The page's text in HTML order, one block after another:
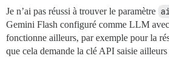
Je n’ai pas réussi à trouver le paramètre
Gemini Flash configuré comme LLM
fonctionne ailleurs, par exemple pour la
que cela demande la clé API saisie ailleurs